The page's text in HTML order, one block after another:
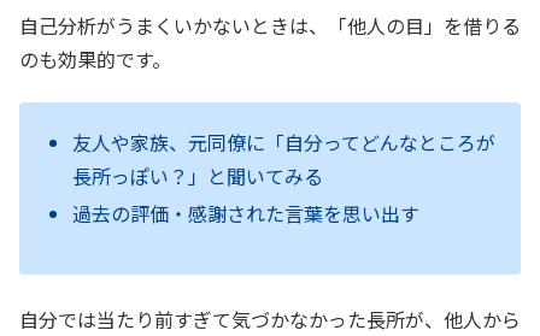
自己分析がうまくいかないときは、「他人の目」を借りる
のも効果的です。
友人や家族、元同僚に「自分ってどんなところが
長所っぽい？」と聞いてみる
過去の評価・感謝された言葉を思い出す
自分では当たり前すぎて気づかなかった長所が、他人から